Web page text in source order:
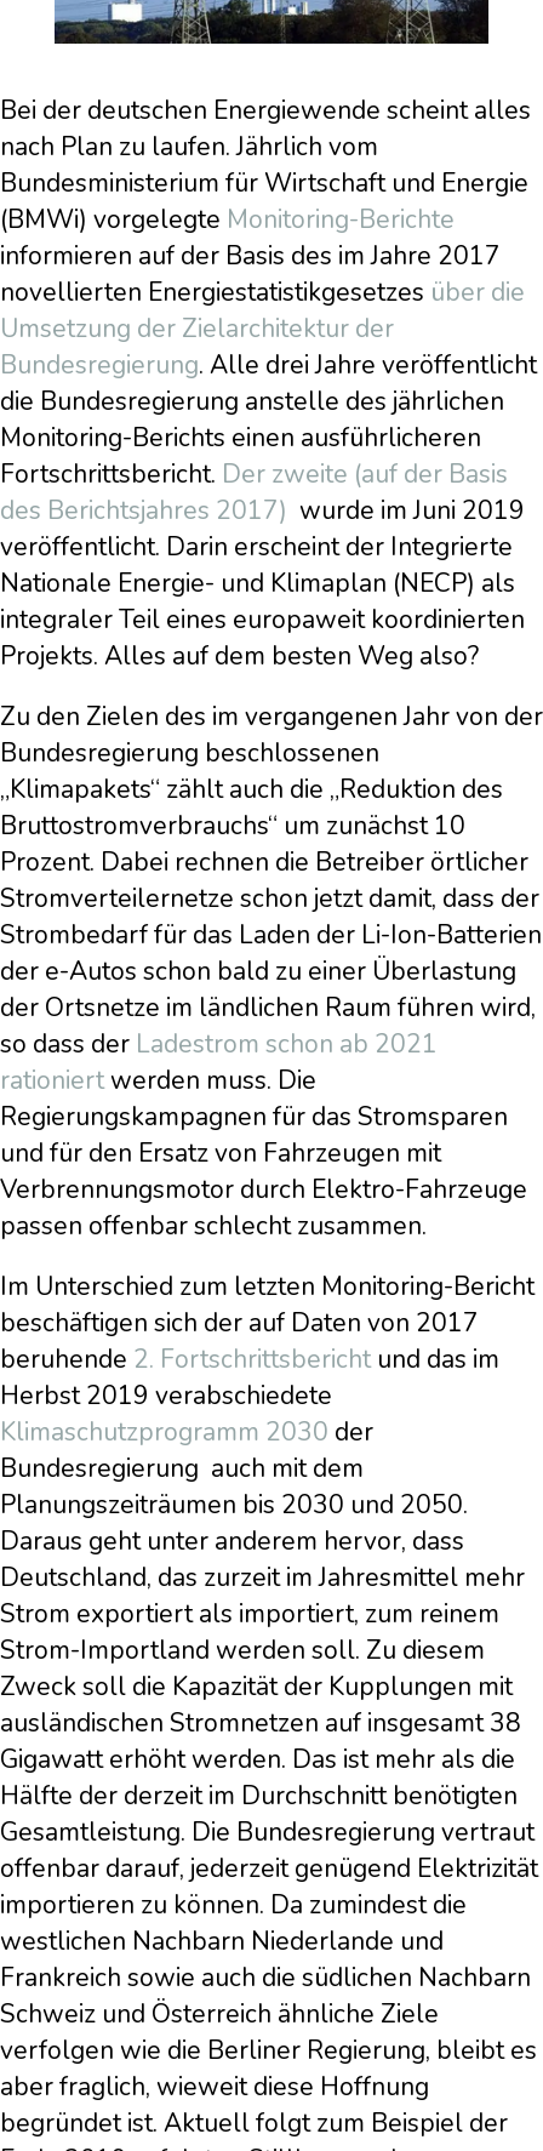
Bei der deutschen Energiewende scheint alles
nach Plan zu laufen. Jährlich vom
Bundesministerium für Wirtschaft und Energie
(BMWi) vorgelegte Monitoring-Berichte
informieren auf der Basis des im Jahre 2017
novellierten Energiestatistikgesetzes über die
Umsetzung der Zielarchitektur der
Bundesregierung. Alle drei Jahre veröffentlicht
die Bundesregierung anstelle des jährlichen
Monitoring-Berichts einen ausführlicheren
Fortschrittsbericht. Der zweite (auf der Basis
des Berichtsjahres 2017) wurde im Juni 2019
veröffentlicht. Darin erscheint der Integrierte
Nationale Energie- und Klimaplan (NECP) als
integraler Teil eines europaweit koordinierten
Projekts. Alles auf dem besten Weg also?
Zu den Zielen des im vergangenen Jahr von der
Bundesregierung beschlossenen
„Klimapakets“ zählt auch die „Reduktion des
Bruttostromverbrauchs“ um zunächst 10
Prozent. Dabei rechnen die Betreiber örtlicher
Stromverteilernetze schon jetzt damit, dass der
Strombedarf für das Laden der Li-Ion-Batterien
der e-Autos schon bald zu einer Überlastung
der Ortsnetze im ländlichen Raum führen wird,
so dass der Ladestrom schon ab 2021
rationiertwerden muss. Die
Regierungskampagnen für das Stromsparen
und für den Ersatz von Fahrzeugen mit
Verbrennungsmotor durch Elektro-Fahrzeuge
passen offenbar schlecht zusammen.
Im Unterschied zum letzten Monitoring-Bericht
beschäftigen sich der auf Daten von 2017
beruhende 2. Fortschrittsberichtund das im
Herbst 2019 verabschiedete
Klimaschutzprogramm 2030 der
Bundesregierung auch mit dem
Planungszeiträumen bis 2030 und 2050.
Daraus geht unter anderem hervor, dass
Deutschland, das zurzeit im Jahresmittel mehr
Strom exportiert als importiert, zum reinem
Strom-Importland werden soll. Zu diesem
Zweck soll die Kapazität der Kupplungen mit
ausländischen Stromnetzen auf insgesamt 38
Gigawatt erhöht werden. Das ist mehr als die
Hälfte der derzeit im Durchschnitt benötigten
Gesamtleistung. Die Bundesregierung vertraut
offenbar darauf, jederzeit genügend Elektrizität
importieren zu können. Da zumindest die
westlichen Nachbarn Niederlande und
Frankreich sowie auch die südlichen Nachbarn
Schweiz und Österreich ähnliche Ziele
verfolgen wie die Berliner Regierung, bleibt es
aber fraglich, wieweit diese Hoffnung
begründet ist. Aktuell folgt zum Beispiel der